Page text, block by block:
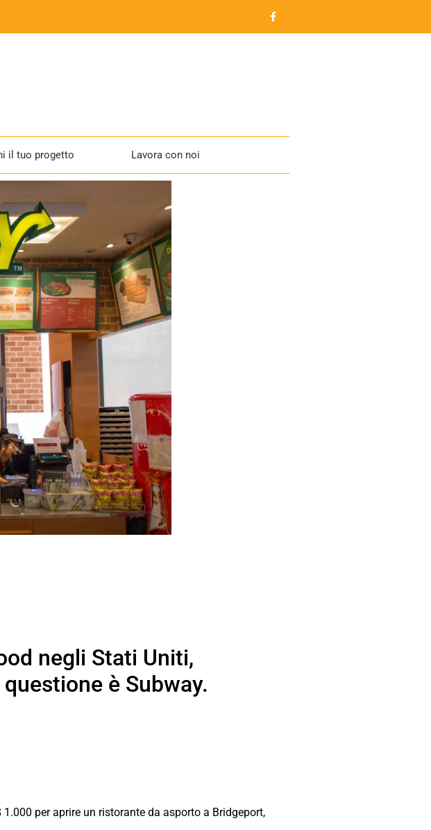
il tuo progetto Lavora con noi
negli Stati Uniti,
è Subway.
per aprire un ristorante da asporto a Bridgeport,